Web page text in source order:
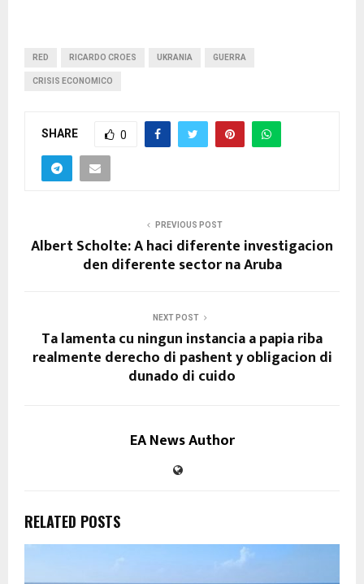
RED RICARDO CROES UKRANIA GUERRA
CRISIS ECONOMICO
SHARE 0
PREVIOUS POST
Albert Scholte: A haci diferente investigacion
den diferente sector na Aruba
NEXT POST
Ta lamenta cu ningun instancia a papia riba
realmente derecho di pashent y obligacion di
dunado di cuido
EA News Author
RELATED POSTS